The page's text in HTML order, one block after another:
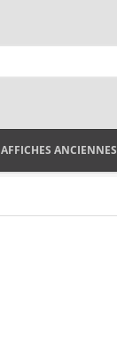
AFFICHES ANCIENNES